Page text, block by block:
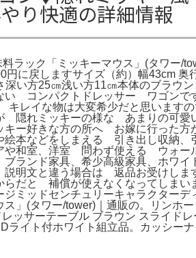
り快適の詳細情報
ック「ミッキーマウス」(タワー/
に戻しますサイズ（約）幅43cm 奥
い方25㎝浅い方11㎝本体のブラウ
コンパクトドレッサー ワゴンです
キレイな物は大変希少だと思いま
隠れミッキーの様な あまりの可
ー好きな方の所へ お嫁に行った
本などをしまえる 引き出し収納
和室、洋室 問わず使える ウォー
ンド家具、希少高級家具、ホワイ
明文と違う場合は 返品お受けしま
だと 補償が使えなくなってしま
ミッドセンチュリーキャラクター
ス」(タワー/tower)｜通販の。リン
ッサーテーブル ブラウン スライド
ライト付ホワイト組立品。カッシ